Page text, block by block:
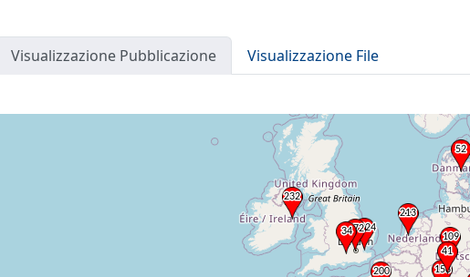
Visualizzazione Pubblicazione Visualizzazione File